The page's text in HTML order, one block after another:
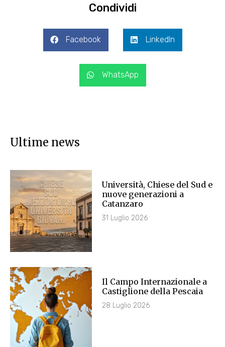
Condividi
Facebook LinkedIn
WhatsApp
Ultime news
Università, Chiese del Sud e
nuove generazioni a
Catanzaro
31 Luglio 2026
Il Campo Internazionale a
Castiglione della Pescaia
28 Luglio 2026